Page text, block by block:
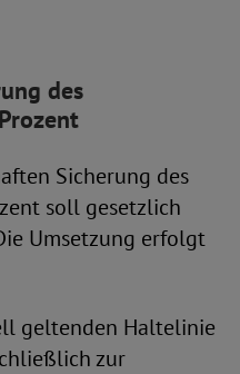
des
Sicherung des
soll gesetzlich
Umsetzung erfolgt
geltenden Haltelinie
zur